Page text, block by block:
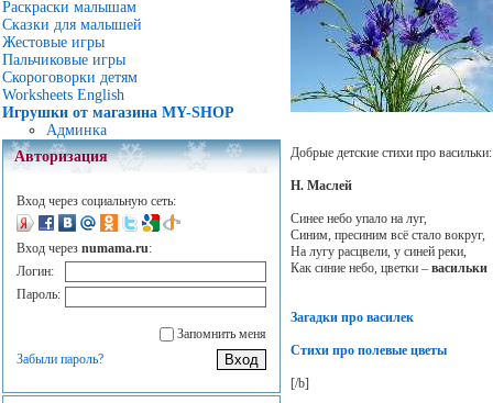
Раскраски малышам
Сказки для малышей
Жестовые игры
Пальчиковые игры
Скороговорки детям
Worksheets English
Игрушки от магазина MY-SHOP
Админка
Авторизация
Вход через социальную сеть:
Вход через numama.ru:
Логин:
Пароль:
Запомнить меня
Забыли пароль?
Добрые детские стихи про васильки:
Н. Маслей
Синее небо упало на луг,
Синим, пресиним всё стало вокруг,
На лугу расцвели, у синей реки,
Как синие небо, цветки – васильки
Загадки про василек
Стихи про полевые цветы
[/b]